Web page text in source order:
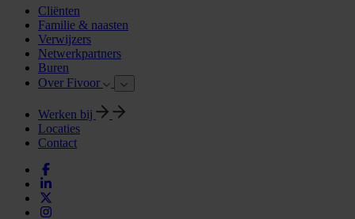
Cliënten
Familie & naasten
Verwijzers
Netwerkpartners
Buren
Over Fivoor
Werken bij
Locaties
Contact